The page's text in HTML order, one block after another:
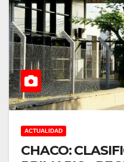
ACTUALIDAD
CHACO: